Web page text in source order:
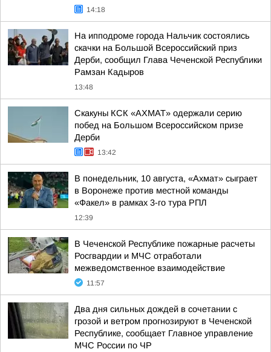
14:18
На ипподроме города Нальчик состоялись
скачки на Большой Всероссийский приз
Дерби, сообщил Глава Чеченской Республики
Рамзан Кадыров
13:48
Скакуны КСК «АХМАТ» одержали серию
побед на Большом Всероссийском призе
Дерби
13:42
В понедельник, 10 августа, «Ахмат» сыграет
в Воронеже против местной команды
«Факел» в рамках 3-го тура РПЛ
12:39
В Чеченской Республике пожарные расчеты
Росгвардии и МЧС отработали
межведомственное взаимодействие
11:57
Два дня сильных дождей в сочетании с
грозой и ветром прогнозируют в Чеченской
Республике, сообщает Главное управление
МЧС России по ЧР